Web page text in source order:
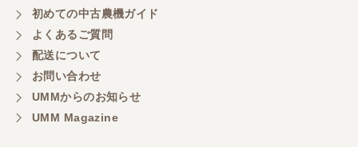
三重県／
初めてコンバインを買いに行ったのですが、とても
明るい方に担当していただき細かく説明して下さっ
てとても嬉しかったです。
初めての中古農機ガイド
よくあるご質問
配送について
お問い合わせ
UMMからのお知らせ
UMM Magazine